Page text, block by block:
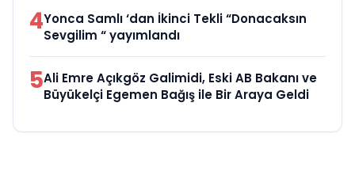
4Yonca Samlı ‘dan İkinci Tekli “Donacaksın
Sevgilim “ yayımlandı
5Ali Emre Açıkgöz Galimidi, Eski AB Bakanı ve
Büyükelçi Egemen Bağış ile Bir Araya Geldi